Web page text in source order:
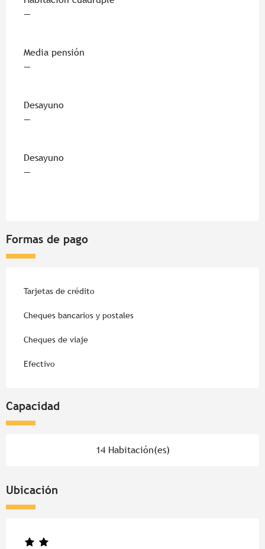
—
Media pensión
—
Desayuno
—
Desayuno
—
Formas de pago
Tarjetas de crédito
Cheques bancarios y postales
Cheques de viaje
Efectivo
Capacidad
14 Habitación(es)
Ubicación